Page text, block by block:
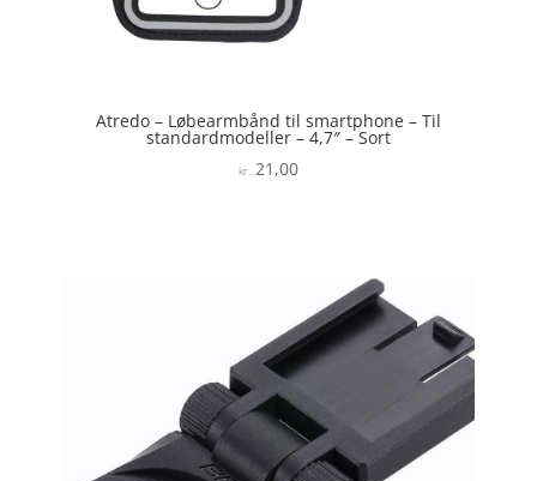
Atredo – Løbearmbånd til smartphone – Til
standardmodeller – 4,7″ – Sort
kr. 21,00